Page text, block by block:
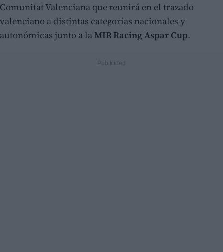
Comunitat Valenciana que reunirá en el trazado
valenciano a distintas categorías nacionales y
autonómicas junto a laMIR Racing Aspar Cup.